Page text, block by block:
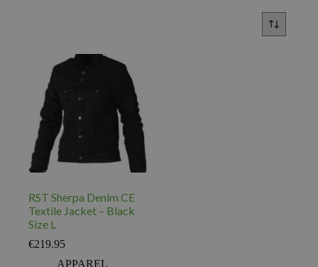
RST Sherpa Denim CE
Textile Jacket – Black
Size L
€219.95
APPAREL